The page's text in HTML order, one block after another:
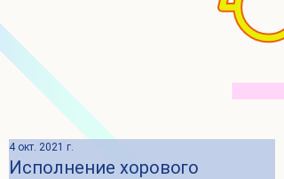
Исполнение хорового
4 окт. 2021 г.